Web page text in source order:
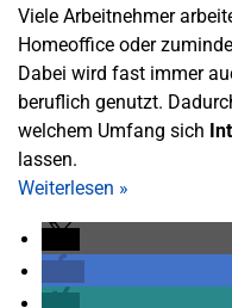
Viele Arbeitnehmer
Homeoffice oder
Dabei wird fast immer
beruflich genutzt.
welchem Umfang sich
lassen.
Weiterlesen »